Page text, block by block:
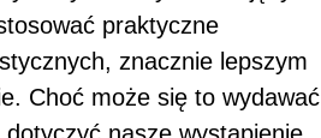
praktyczne
znacznie lepszym
Choć może się to wydawać